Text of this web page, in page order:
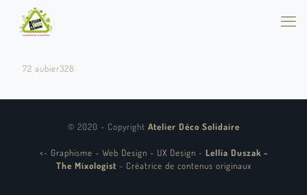
72 aubier328
© 2020 - Copyright Atelier Déco Solidaire
<- Graphisme - Web Design - UX Design - Lellia Duszak -
The Mixologist - Créatrice de contenus originaux